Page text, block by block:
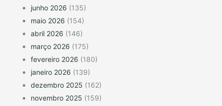
junho 2026 (135)
maio 2026 (154)
abril 2026 (146)
março 2026 (175)
fevereiro 2026 (180)
janeiro 2026 (139)
dezembro 2025 (162)
novembro 2025 (159)